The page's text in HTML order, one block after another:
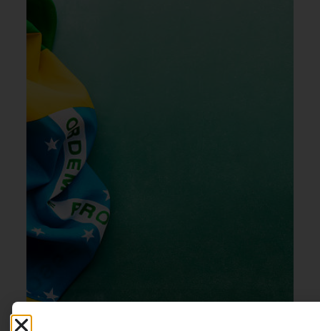
LIDERANÇA